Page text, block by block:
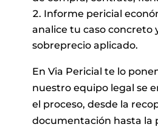
Informe pericial
analice tu caso concreto
sobreprecio aplicado.
En Via Pericial te lo
nuestro equipo legal se
el proceso, desde la
documentación hasta la